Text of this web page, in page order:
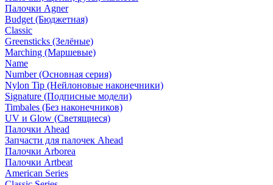
Палочки Agner
Budget (Бюджетная)
Classic
Greensticks (Зелёные)
Marching (Маршевые)
Name
Number (Основная серия)
Nylon Tip (Нейлоновые наконечники)
Signature (Подписные модели)
Timbales (Без наконечников)
UV и Glow (Светящиеся)
Палочки Ahead
Запчасти для палочек Ahead
Палочки Arborea
Палочки Artbeat
American Series